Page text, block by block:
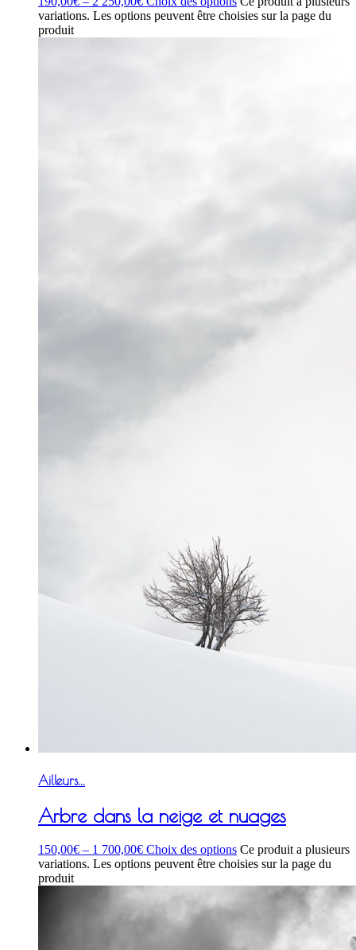
variations. Les options peuvent être choisies sur la page du
produit
Ailleurs...
Arbre dans la neige et nuages
150,00€ – 1 700,00€ Choix des options Ce produit a plusieurs
variations. Les options peuvent être choisies sur la page du
produit